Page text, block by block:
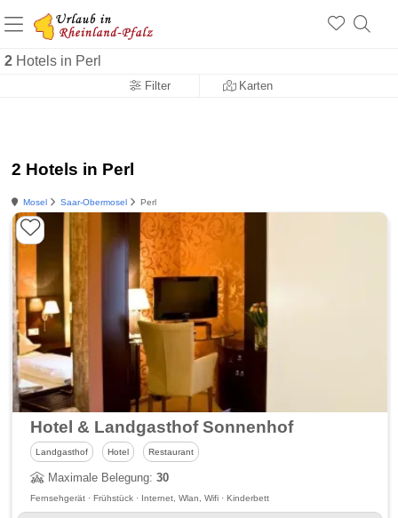
2 Hotels in Perl
Filter Karten
+1.500 Unterkünfte in Rheinland-Pfalz
+1.000 Sehenswürdigkeiten
2 Hotels in Perl
Mosel Saar-Obermosel Perl
Hotel & Landgasthof Sonnenhof
Landgasthof Hotel Restaurant
Maximale Belegung:30
Fernsehgerät · Frühstück · Internet, Wlan, Wifi · Kinderbett